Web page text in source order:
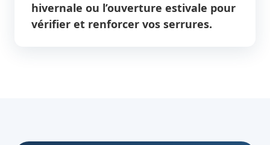
hivernale ou l’ouverture estivale pour
vérifier et renforcer vos serrures.